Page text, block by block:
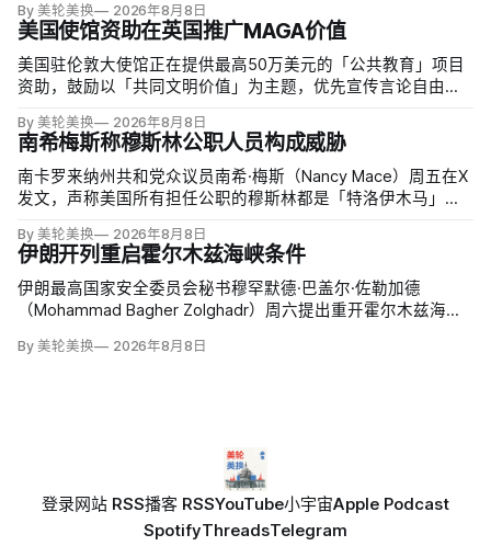
22.5亿美元、外国授权业务2025年收入6100万美元；
By 美轮美换 2026年8月8日
美国使馆资助在英国推广MAGA价值
美国驻伦敦大使馆正在提供最高50万美元的「公共教育」项目
资助，鼓励以「共同文明价值」为主题，优先宣传言论自由、
念。英国自由民主党议员丽莎·斯玛特（Lisa Smart）指责特朗
普政府用「MAGA资金」干预英国民主；
By 美轮美换 2026年8月8日
南希梅斯称穆斯林公职人员构成威胁
南卡罗来纳州共和党众议员南希·梅斯（Nancy Mace）周五在X
发文，声称美国所有担任公职的穆斯林都是「特洛伊木马」，
默」。截至浏览器核验时，这条帖子获得约440万次浏览、6.2
万次点赞、1万次转发和7800条回复。
By 美轮美换 2026年8月8日
伊朗开列重启霍尔木兹海峡条件
伊朗最高国家安全委员会秘书穆罕默德·巴盖尔·佐勒加德
（Mohammad Bagher Zolghadr）周六提出重开霍尔木兹海峡
支付战争赔偿、释放被冻结资产，并停止攻击伊朗地区盟友及
By 美轮美换 2026年8月8日
登录网站 RSS播客 RSSYouTube小宇宙Apple Podcast
SpotifyThreadsTelegram